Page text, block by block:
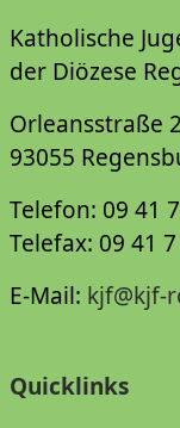
Katholische
der Diözese
Orleansstraße
93055
Telefon: 09 41
Telefax: 09 41
E-Mail: kjf@kjf-
Quicklinks